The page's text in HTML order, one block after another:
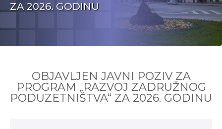
ZA 2026. GODINU
OBJAVLJEN JAVNI POZIV ZA
PROGRAM „RAZVOJ ZADRUŽNOG
PODUZETNIŠTVA“ ZA 2026. GODINU